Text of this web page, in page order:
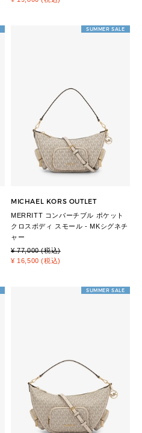
SUMMER SALE
MICHAEL KORS OUTLET
MERRITT コンバーチブル ポケット
クロスボディ スモール - MKシグネチ
ャー
¥ 77,000 (税込)
¥ 16,500 (税込)
SUMMER SALE